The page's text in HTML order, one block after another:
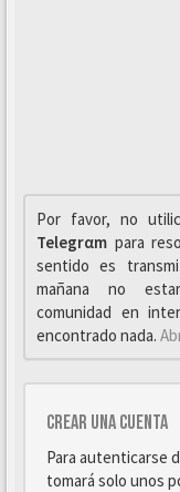
Por favor, no
Telegrαm para
sentido es
mañana no
comunidad en
encontrado nada.
Crear una cuenta
Para autenticarse
tomará solo unos